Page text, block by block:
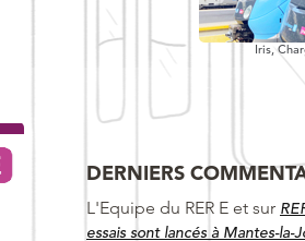
Iris,
DERNIERS
L'Equipe du RER E et sur
essais sont lancés à Mantes-la-